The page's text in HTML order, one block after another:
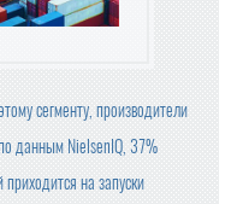
ПРИ ПОЛУЧЕНИИ
СЕТЯХ ПОДЕШЕВЕ
сегменту, производители
данным NielsenIQ, 37%
на запуски